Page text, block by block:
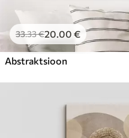
33.33€20.00 €
Abstraktsioon